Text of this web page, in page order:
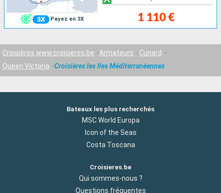
Payez en 3X 1 110 €
Croisières www.croisieres.be Armateurs
Cunard
Queen Victoria
Croisières les Iles Méditerranéennes
Bateaux les plus recherchés
MSC World Europa
Icon of the Seas
Costa Toscana
Croisieres.be
Qui sommes-nous ?
Questions fréquentes